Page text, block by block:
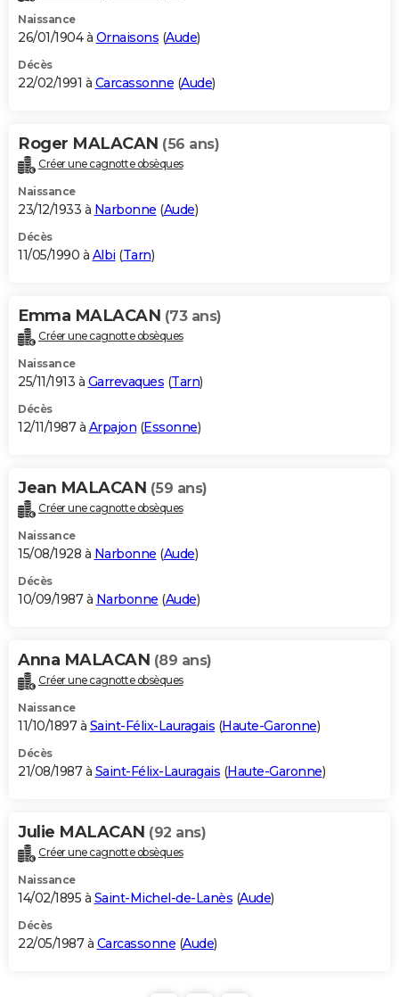
Naissance
26/01/1904 à Ornaisons (Aude)
Décès
22/02/1991 à Carcassonne (Aude)
Roger MALACAN (56 ans)
Créer une cagnotte obsèques
Naissance
23/12/1933 à Narbonne (Aude)
Décès
11/05/1990 à Albi (Tarn)
Emma MALACAN (73 ans)
Créer une cagnotte obsèques
Naissance
25/11/1913 à Garrevaques (Tarn)
Décès
12/11/1987 à Arpajon (Essonne)
Jean MALACAN (59 ans)
Créer une cagnotte obsèques
Naissance
15/08/1928 à Narbonne (Aude)
Décès
10/09/1987 à Narbonne (Aude)
Anna MALACAN (89 ans)
Créer une cagnotte obsèques
Naissance
11/10/1897 à Saint-Félix-Lauragais (Haute-Garonne)
Décès
21/08/1987 à Saint-Félix-Lauragais (Haute-Garonne)
Julie MALACAN (92 ans)
Créer une cagnotte obsèques
Naissance
14/02/1895 à Saint-Michel-de-Lanès (Aude)
Décès
22/05/1987 à Carcassonne (Aude)